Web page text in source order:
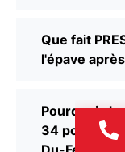
Que fait
l'épave
Pourquoi
34 pour